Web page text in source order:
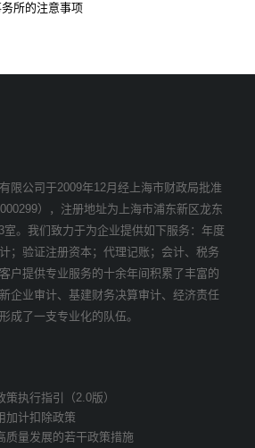
所的注意事项
限公司于2009年12月经上海市财政局批准
），注册地址为上海市浦东新区龙东
室。我们致力于为企业提供如下服务：年度
；验证注册资本；代理记账；会计、税务
户提供专业服务的十余年间积累了丰富的
企业审计、基建财务决算审计、经济责任
成了一支专业化的队伍。
执行指引（2.0版）
加计扣除政策
质量发展的若干政策措施